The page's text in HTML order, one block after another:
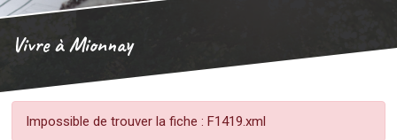
Vivre à Mionnay
Impossible de trouver la fiche : F1419.xml